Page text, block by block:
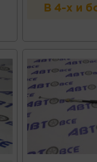
В 4-х и